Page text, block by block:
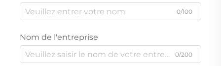
0/100
Nom de l'entreprise
0/200